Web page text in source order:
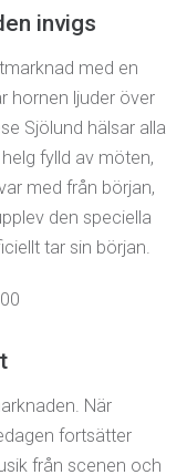
invigs
med en
hornen ljuder över
Sjölund hälsar alla
fylld av möten,
med från början,
den speciella
tar sin början.
När
fortsätter
från scenen och